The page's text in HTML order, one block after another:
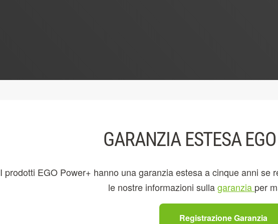
GARANZIA ESTESA
I prodotti EGO Power+ hanno una garanzia estesa a cinque anni se
le nostre informazioni sullagaranzia per
Registrazione Garanzia